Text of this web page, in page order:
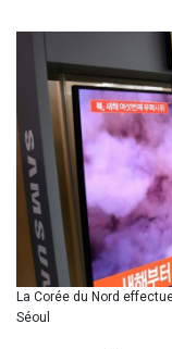
La Corée du Nord
Séoul